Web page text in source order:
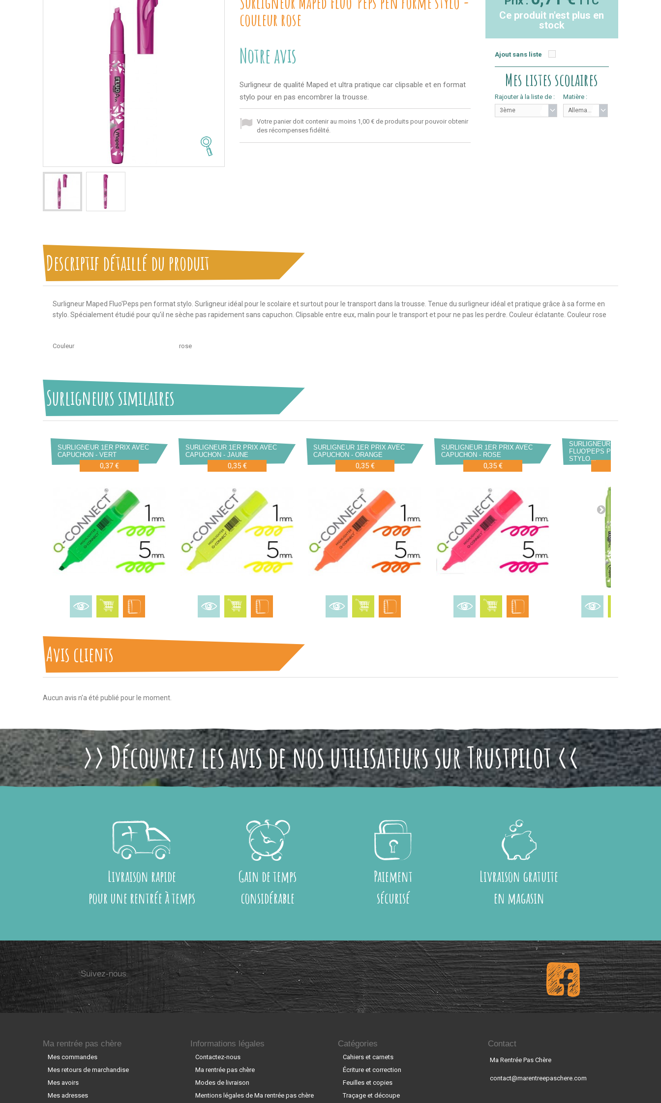
couleur rose
Notre avis
Surligneur de qualité Maped et ultra pratique car clipsable et en format
stylo pour en pas encombrer la trousse.
Votre panier doit contenir au moins 1,00 € de produits pour pouvoir obtenir
des récompenses fidélité.
Ce produit n'est plus en
stock
Ajout sans liste
Mes listes scolaires
Rajouter à la liste de :
3ème
Matière :
Allemand
Descriptif détaillé du produit
Surligneur Maped Fluo'Peps pen format stylo. Surligneur idéal pour le scolaire et surtout pour le transport dans la trousse. Tenue du surligneur idéal et pratique grâce à sa forme en
stylo. Spécialement étudié pour qu'il ne sèche pas rapidement sans capuchon. Clipsable entre eux, malin pour le transport et pour ne pas les perdre. Couleur éclatante. Couleur rose
Couleur rose
Surligneurs similaires
SURLIGNEUR 1ER PRIX AVEC
CAPUCHON - VERT
0,37 €
SURLIGNEUR 1ER PRIX AVEC
CAPUCHON - JAUNE
0,35 €
SURLIGNEUR 1ER PRIX AVEC
CAPUCHON - ORANGE
0,35 €
SURLIGNEUR 1ER PRIX AVEC
CAPUCHON - ROSE
0,35 €
SURLIGNEUR MAPED
FLUO'PEPS PEN FORME
STYLO...
Avis clients
Aucun avis n'a été publié pour le moment.
>> Découvrez les avis de nos utilisateurs sur Trustpilot <<
Livraison rapide
pour une rentrée à temps
Gain de temps
considérable
Paiement
sécurisé
Livraison gratuite
en magasin
Suivez-nous
Ma rentrée pas chère
Mes commandes
Mes retours de marchandise
Mes avoirs
Mes adresses
Informations légales
Contactez-nous
Ma rentrée pas chère
Modes de livraison
Mentions légales de Ma rentrée pas chère
Catégories
Cahiers et carnets
Écriture et correction
Feuilles et copies
Traçage et découpe
Contact
Ma Rentrée Pas Chère
contact@marentreepaschere.com